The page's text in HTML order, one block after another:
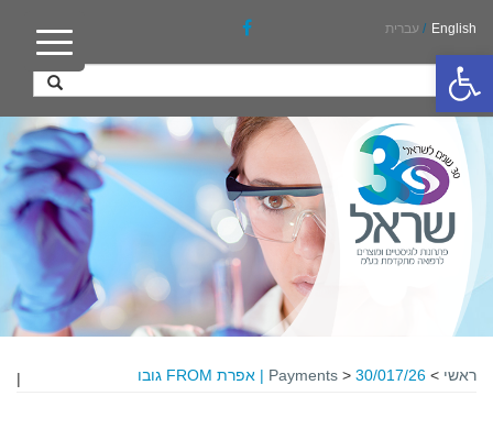
פתח סרגל נגישות
English
/ עברית
ראשי >
Payments > 30/017/26 | אפרת FROM גובו |